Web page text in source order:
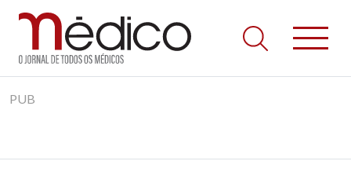
to
Jornal Médico
Médico – O Jornal de Todos os Médicos. Onde as notícias
realmente contam! Tudo o que se passa na Saúde!
PUB